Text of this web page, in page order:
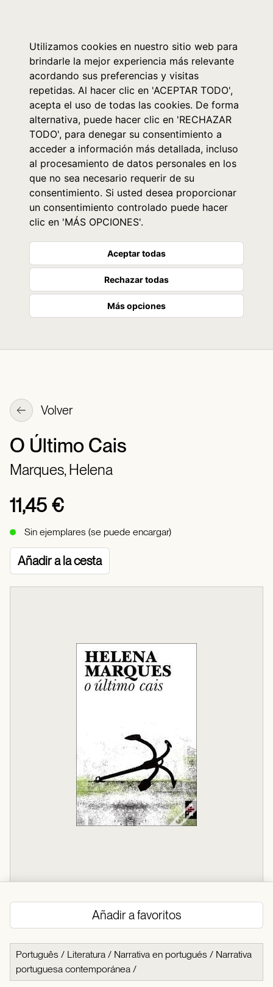
Utilizamos cookies en nuestro sitio web para
brindarle la mejor experiencia más relevante
acordando sus preferencias y visitas
repetidas. Al hacer clic en 'ACEPTAR TODO',
acepta el uso de todas las cookies. De forma
alternativa, puede hacer clic en 'RECHAZAR
TODO', para denegar su consentimiento a
acceder a información más detallada, incluso
al procesamiento de datos personales en los
que no sea necesario requerir de su
consentimiento. Si usted desea proporcionar
un consentimiento controlado puede hacer
clic en 'MÁS OPCIONES'.
Aceptar todas
Rechazar todas
Más opciones
Volver
O Último Cais
Marques, Helena
11,45 €
Sin ejemplares (se puede encargar)
Añadir a la cesta
Añadir a favoritos
Português / Literatura / Narrativa en portugués / Narrativa
portuguesa contemporánea /